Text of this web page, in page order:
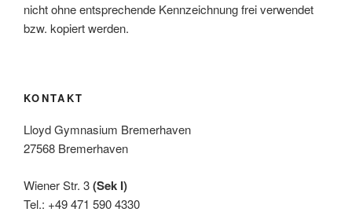
nicht ohne entsprechende Kennzeichnung frei verwendet
bzw. kopiert werden.
KONTAKT
Lloyd Gymnasium Bremerhaven
27568 Bremerhaven
Wiener Str. 3(Sek I)
Tel.: +49 471 590 4330